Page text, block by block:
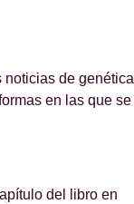
noticias de genética
en las que se
del libro en